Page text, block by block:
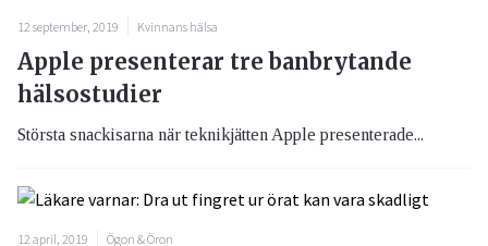
12 september, 2019 Kvinnans hälsa
Apple presenterar tre banbrytande
hälsostudier
Största snackisarna när teknikjätten Apple presenterade...
12 april, 2019 Ögon & Öron